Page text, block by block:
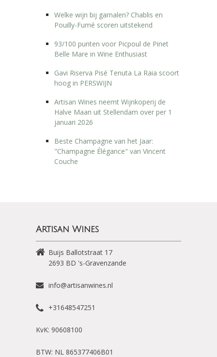
Welke wijn bij garnalen? Chablis en
Pouilly-Fumé scoren uitstekend
93/100 punten voor Picpoul de Pinet
Belle Mare in Wine Enthusiast
Gavi Riserva Pisé Tenuta La Raia scoort
hoog in PERSWIJN
Artisan Wines neemt Wijnkoperij de
Halve Maan uit Stellendam over per 1
januari 2026
Beste Champagne van het Jaar:
"Champagne Élégance" van Vincent
Couche
Artisan Wines
Buijs Ballotstraat 17
2693 BD 's-Gravenzande
info@artisanwines.nl
+31648547251
KvK: 90608100
BTW: NL 865377406B01